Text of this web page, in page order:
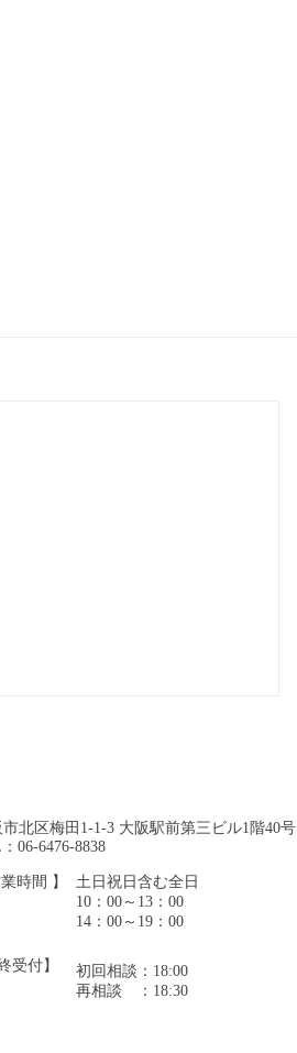
ェルチルフェスタでご紹介
ただきました！
市北区梅田1-1-3 大阪駅前第三ビル1階40号
06-6476-8838
業時間 】
​土日祝日含む全日
10：00～13：00
14：00～19：00
受付】
初回相談：18:00
​再相談 ：18:30